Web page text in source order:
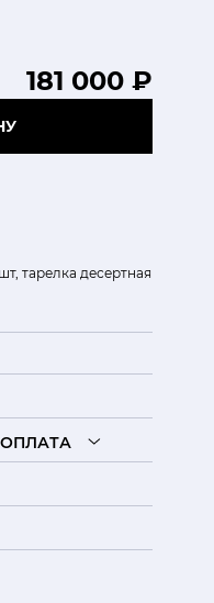
тарелка десертная
181 000 ₽